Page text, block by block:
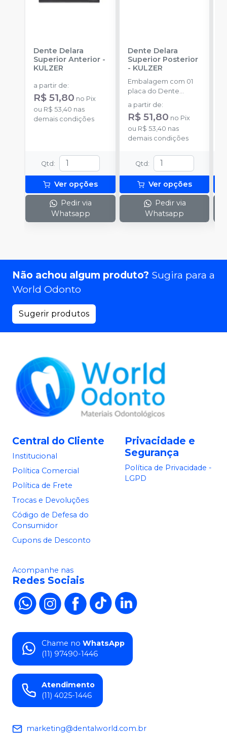
Dente Delara
Superior Anterior -
KULZER
a partir de:
R$ 51,80 no Pix
ou R$ 53,40 nas
demais condições
Qtd:
Ver opções
Pedir via
Whatsapp
Dente Delara
Superior Posterior
- KULZER
Embalagem com 01
placa do Dente
Delara Kulzer.
a partir de:
R$ 51,80 no Pix
ou R$ 53,40 nas
demais condições
Qtd:
Ver opções
Pedir via
Whatsapp
Não achou algum produto? Sugira para a
World Odonto
Sugerir produtos
Central do Cliente
Institucional
Política Comercial
Política de Frete
Trocas e Devoluções
Código de Defesa do
Consumidor
Cupons de Desconto
Privacidade e
Segurança
Política de Privacidade -
LGPD
Acompanhe nas
Redes Sociais
Chame no WhatsApp
(11) 97490-1446
Atendimento
(11) 4025-1446
marketing@dentalworld.com.br